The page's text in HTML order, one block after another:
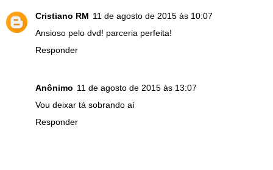
Cristiano RM 11 de agosto de 2015 às 10:07
Ansioso pelo dvd! parceria perfeita!
Responder
Anônimo 11 de agosto de 2015 às 13:07
Vou deixar tá sobrando aí
Responder